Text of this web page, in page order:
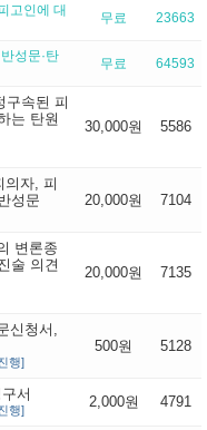
고인에 대
무료 23663
성문·탄
무료 64593
구속된 피
는 탄원
30,000원 5586
의자, 피
성문
20,000원 7104
변론종
술 의견
20,000원 7135
신청서,
행]
500원 5128
서
행] 2,000원 4791